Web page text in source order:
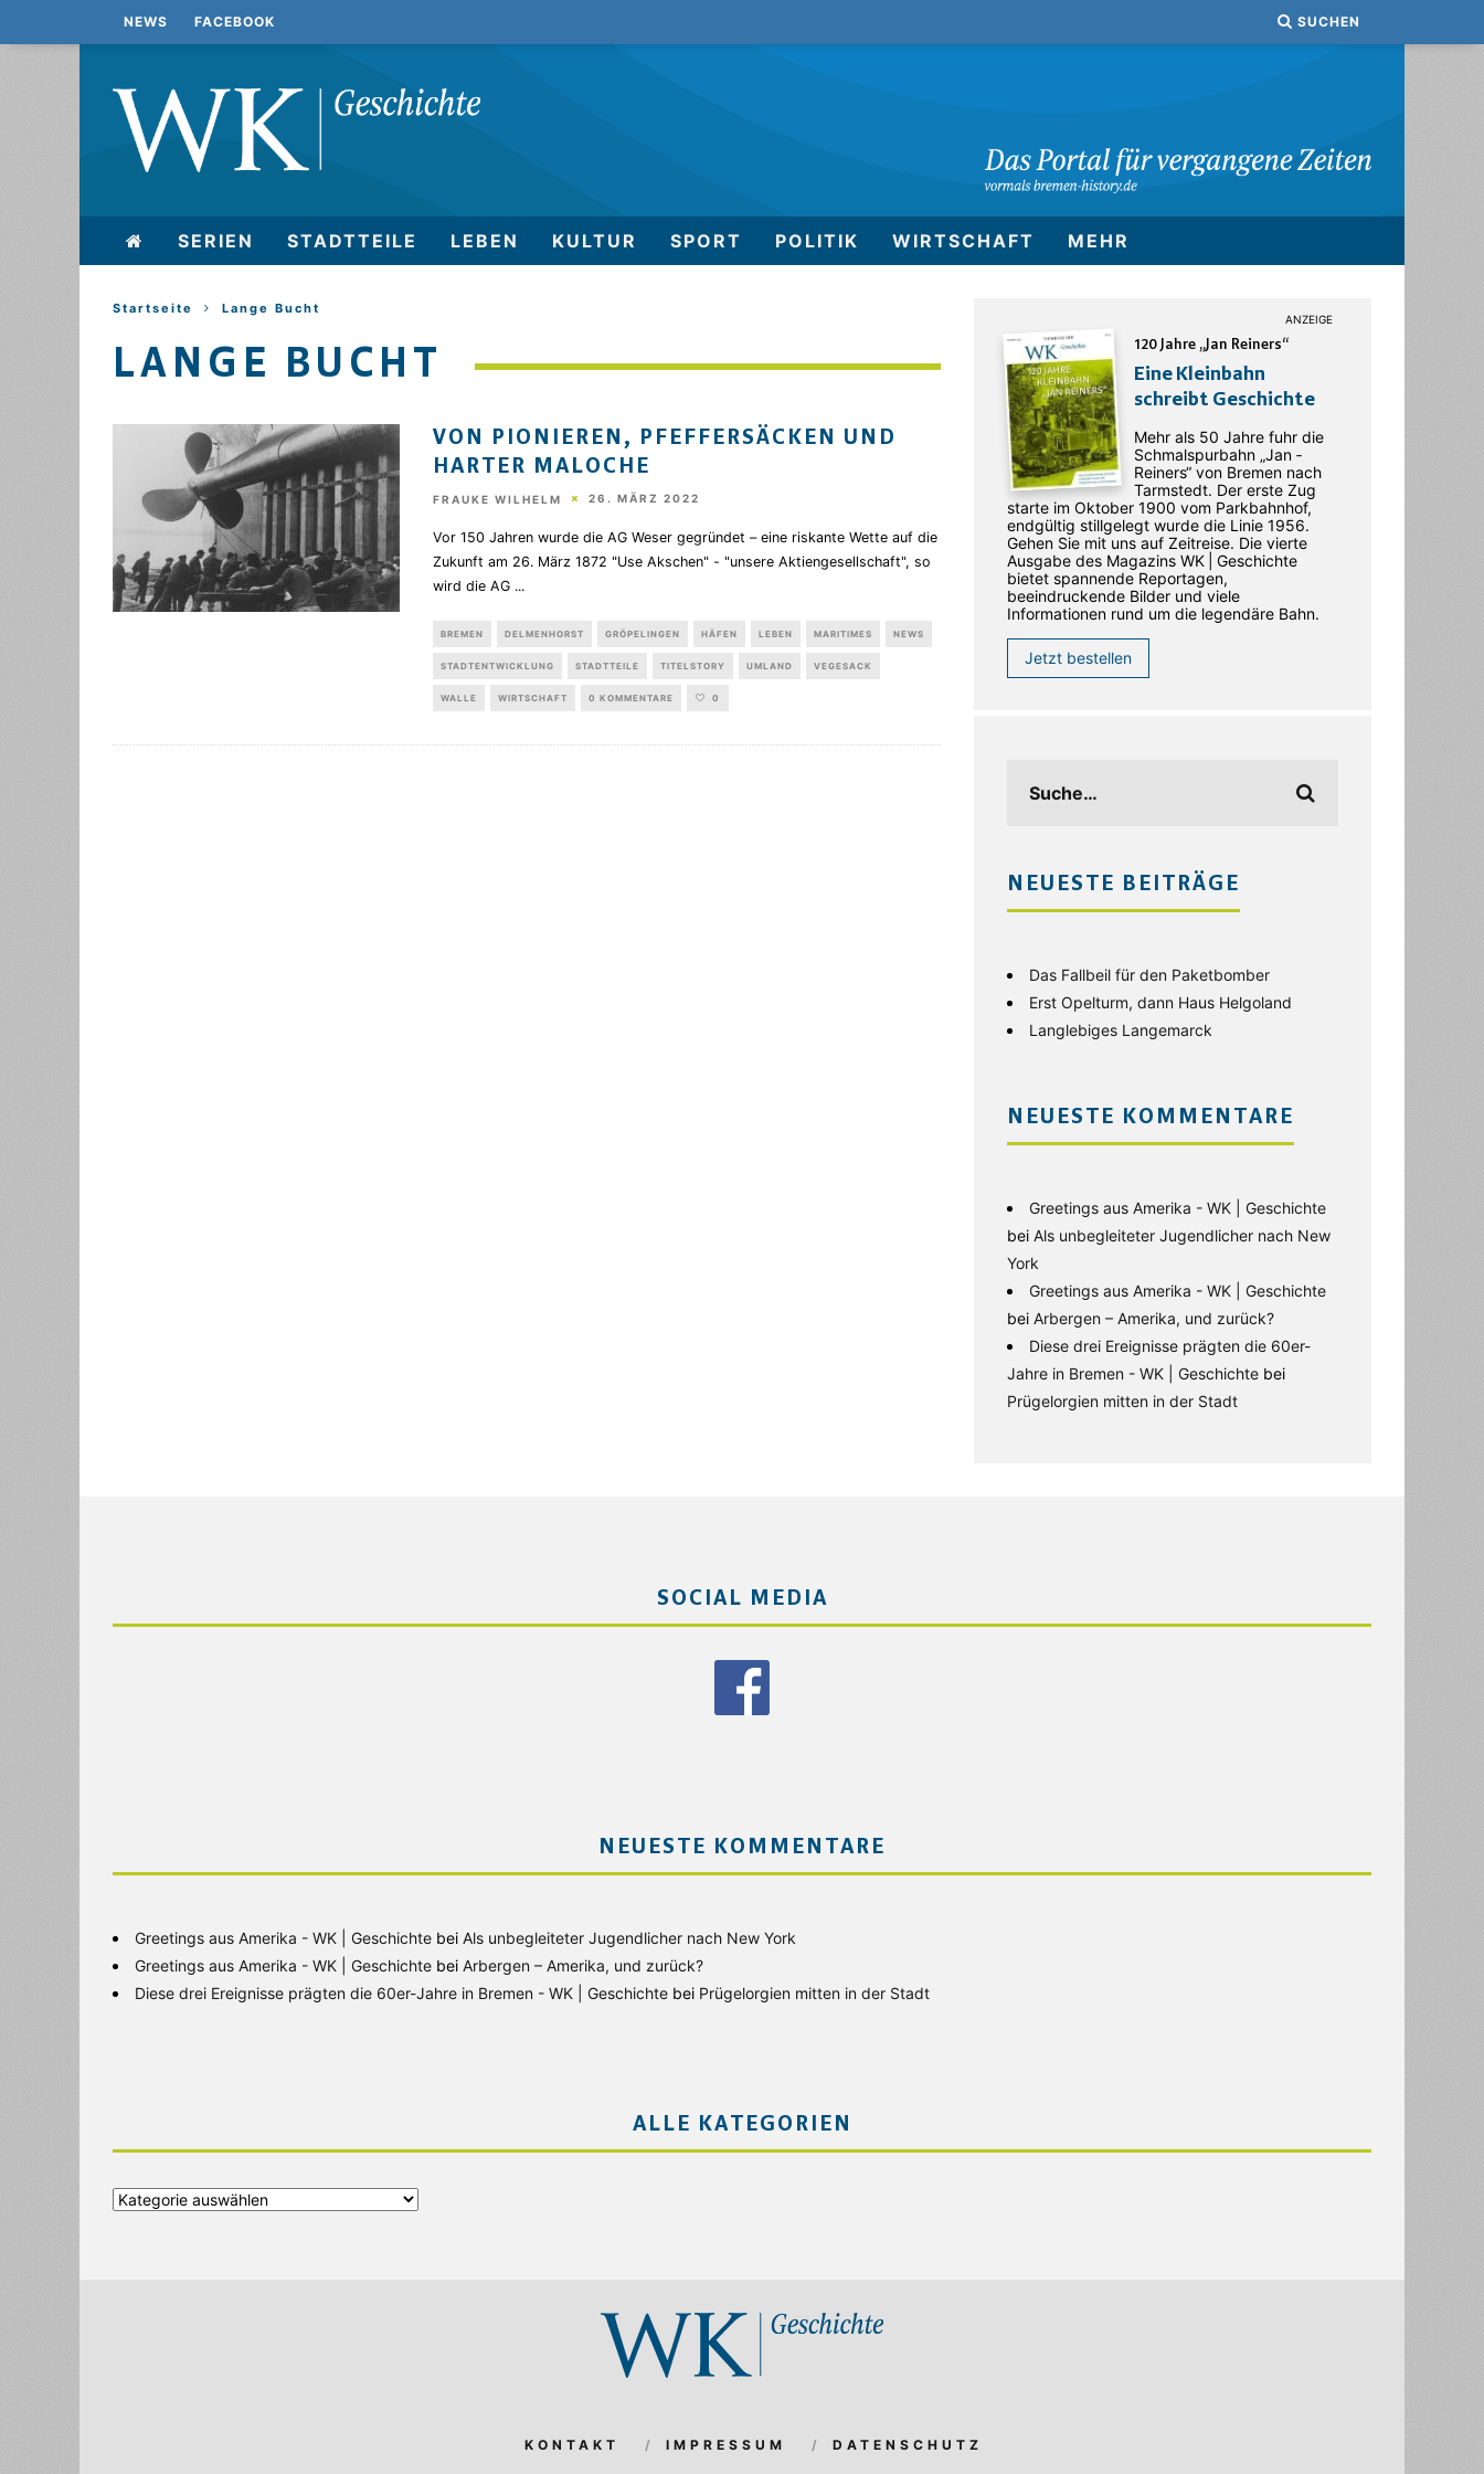
NEWS FACEBOOK SUCHEN
SERIEN STADTTEILE LEBEN KULTUR SPORT POLITIK WIRTSCHAFT MEHR
Startseite Lange Bucht
LANGE BUCHT
VON PIONIEREN, PFEFFERSÄCKEN UND
HARTER MALOCHE
FRAUKE WILHELM 26. MÄRZ 2022
Vor 150 Jahren wurde die AG Weser gegründet – eine riskante Wette auf die
Zukunft am 26. März 1872 "Use Akschen" - "unsere Aktiengesellschaft", so
wird die AG ...
BREMEN DELMENHORST GRÖPELINGEN HÄFEN LEBEN MARITIMES NEWS
STADTENTWICKLUNG STADTTEILE TITELSTORY UMLAND VEGESACK
WALLE WIRTSCHAFT 0 KOMMENTARE 0
120 Jahre „Jan Reiners“
Eine Kleinbahn
schreibt Geschichte
Mehr als 50 Jahre fuhr die
Schmalspurbahn „Jan ­
Reiners“ von Bremen nach
Tarmstedt. Der erste Zug
starte im Oktober 1900 vom Parkbahnhof,
endgültig stillgelegt wurde die Linie 1956.
Gehen Sie mit uns auf Zeitreise. Die vierte
Ausgabe des ­Magazins WK | Geschichte
bietet spannende Reportagen,
beeindruckende Bilder und viele
Informationen rund um die legendäre Bahn.
Jetzt bestellen
NEUESTE BEITRÄGE
Das Fallbeil für den Paketbomber
Erst Opelturm, dann Haus Helgoland
Langlebiges Langemarck
NEUESTE KOMMENTARE
Greetings aus Amerika - WK | Geschichte
bei Als unbegleiteter Jugendlicher nach New
York
Greetings aus Amerika - WK | Geschichte
bei Arbergen – Amerika, und zurück?
Diese drei Ereignisse prägten die 60er-
Jahre in Bremen - WK | Geschichte bei
Prügelorgien mitten in der Stadt
SOCIAL MEDIA
NEUESTE KOMMENTARE
Greetings aus Amerika - WK | Geschichte bei Als unbegleiteter Jugendlicher nach New York
Greetings aus Amerika - WK | Geschichte bei Arbergen – Amerika, und zurück?
Diese drei Ereignisse prägten die 60er-Jahre in Bremen - WK | Geschichte bei Prügelorgien mitten in der Stadt
ALLE KATEGORIEN
Alle
KONTAKT IMPRESSUM DATENSCHUTZ